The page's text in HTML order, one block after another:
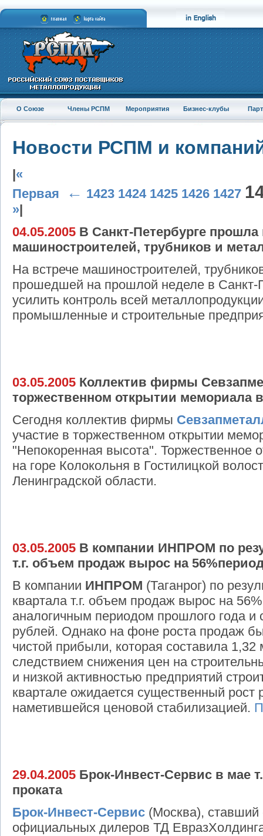
О Союзе Члены РСПМ Мероприятия Бизнес-клубы
Новости РСПМ и
«
Первая
← 1423 1424 1425 1426 1427
»
04.05.2005 В Санкт-Петербурге прошла
машиностроителей, трубников и
На встрече машиностроителей,
прошедшей на прошлой неделе в Санкт-
усилить контроль всей
промышленные и строительные
03.05.2005 Коллектив фирмы
торжественном открытии мемориала
Сегодня коллектив фирмы
участие в торжественном открытии
"Непокоренная высота". Торжественное
на горе Колокольня в Гостилицкой
Ленинградской области.
03.05.2005 В компании ИНПРОМ по
т.г. объем продаж вырос на
В компании ИНПРОМ (Таганрог) по
квартала т.г. объем продаж вырос на
аналогичным периодом прошлого года и
рублей. Однако на фоне роста продаж
чистой прибыли, которая составила
следствием снижения цен на
и низкой активностью предприятий
квартале ожидается существенный рост
наметившейся ценовой стабилизацией.
29.04.2005 Брок-Инвест-Сервис в мае
проката
Брок-Инвест-Сервис (Москва),
официальных дилеров ТД